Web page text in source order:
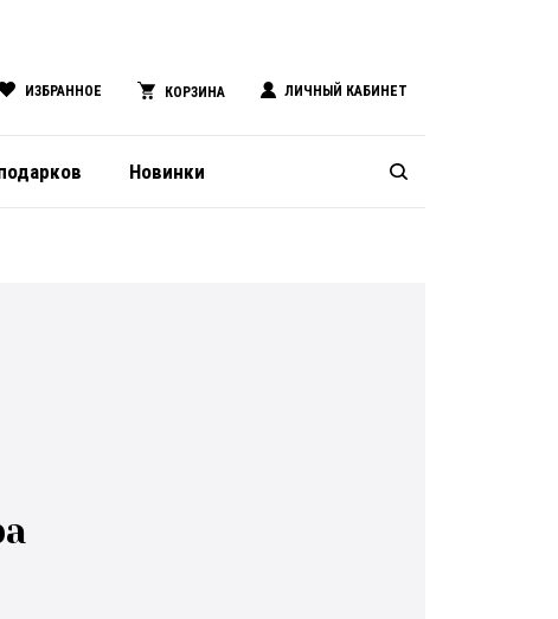
ИЗБРАННОЕ КОРЗИНА ЛИЧНЫЙ КАБИНЕТ
Новинки